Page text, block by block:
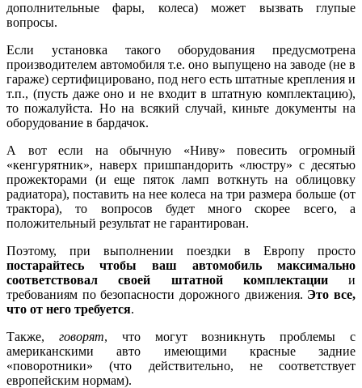
дополнительные фары, колеса) может вызвать глупые
вопросы.
Если установка такого оборудования предусмотрена
производителем автомобиля т.е. оно выпущено на заводе (не в
гараже) сертифицировано, под него есть штатные крепления и
т.п., (пусть даже оно и не входит в штатную комплектацию),
то пожалуйста. Но на всякий случай, киньте документы на
оборудование в бардачок.
А вот если на обычную «Ниву» повесить огромный
«кенгурятник», наверх пришпандорить «люстру» с десятью
прожекторами (и еще пяток ламп воткнуть на облицовку
радиатора), поставить на нее колеса на три размера больше (от
трактора), то вопросов будет много скорее всего, а
положительный результат не гарантирован.
Поэтому, при выполнении поездки в Европу просто
постарайтесь чтобы ваш автомобиль максимально
соответствовал своей штатной комплектациии
требованиям по безопасности дорожного движения. Это все,
что от него требуется.
Также, говорят, что могут возникнуть проблемы с
американскими авто имеющими красные задние
«поворотники» (что действительно, не соответствует
европейским нормам).